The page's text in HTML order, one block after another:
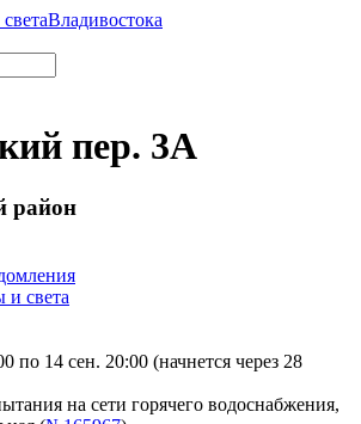
Владивостока
пер. 3А
район
и света
по 14 сен. 20:00 (начнется через 28
на сети горячего водоснабжения,